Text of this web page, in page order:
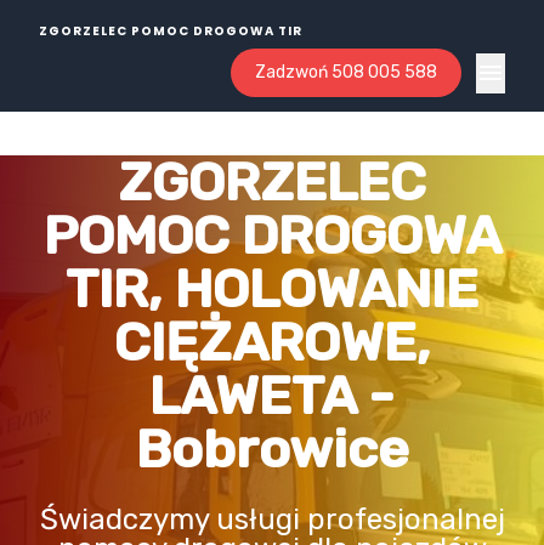
ZGORZELEC POMOC DROGOWA TIR
Zadzwoń 508 005 588
ZGORZELEC
POMOC DROGOWA
TIR, HOLOWANIE
CIĘŻAROWE,
LAWETA -
Bobrowice
Świadczymy usługi profesjonalnej